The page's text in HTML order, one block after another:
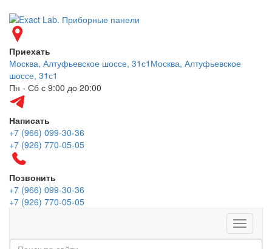
Приехать
Москва, Алтуфьевское шоссе, 31с1 Москва, Алтуфьевское
шоссе, 31с1
Пн - Сб с 9:00 до 20:00
Написать
+7 (966) 099-30-36
+7 (926) 770-05-05
Позвонить
+7 (966) 099-30-36
+7 (926) 770-05-05
Меню